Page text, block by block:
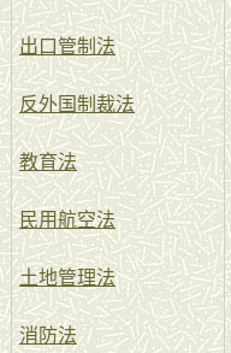
出口管制法
反外国制裁法
教育法
民用航空法
土地管理法
消防法